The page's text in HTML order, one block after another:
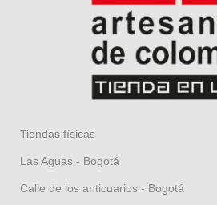
Tiendas físicas
Las Aguas - Bogotá
Calle de los anticuarios - Bogotá